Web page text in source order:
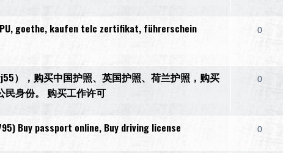
goethe, kaufen telc zertifikat, führerschein
0
），购买中国护照、英国护照、荷兰护照，购买
民身份。 购买工作许可
0
Buy passport online, Buy driving license 0